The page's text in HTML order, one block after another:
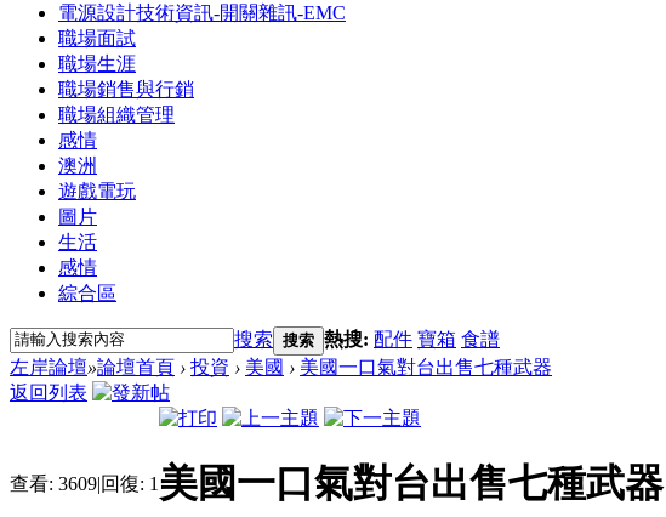
電源設計技術資訊-開關雜訊-EMC
職場面試
職場生涯
職場銷售與行銷
職場組織管理
感情
澳洲
遊戲電玩
圖片
生活
感情
綜合區
搜索 搜索 熱搜: 配件 寶箱 食譜
左岸論壇»論壇首頁 › 投資 › 美國 › 美國一口氣對台出售七種武器
返回列表
查看: 3609|回復: 1 美國一口氣對台出售七種武器